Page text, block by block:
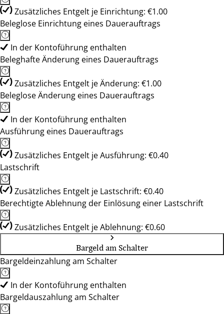
Zusätzliches Entgelt je Einrichtung: €1.00
Beleglose Einrichtung eines Dauerauftrags
In der Kontoführung enthalten
Beleghafte Änderung eines Dauerauftrags
Zusätzliches Entgelt je Änderung: €1.00
Beleglose Änderung eines Dauerauftrags
In der Kontoführung enthalten
Ausführung eines Dauerauftrags
Zusätzliches Entgelt je Ausführung: €0.40
Lastschrift
Zusätzliches Entgelt je Lastschrift: €0.40
Berechtigte Ablehnung der Einlösung einer Lastschrift
Zusätzliches Entgelt je Ablehnung: €0.60
Bargeld am Schalter
Bargeldeinzahlung am Schalter
In der Kontoführung enthalten
Bargeldauszahlung am Schalter